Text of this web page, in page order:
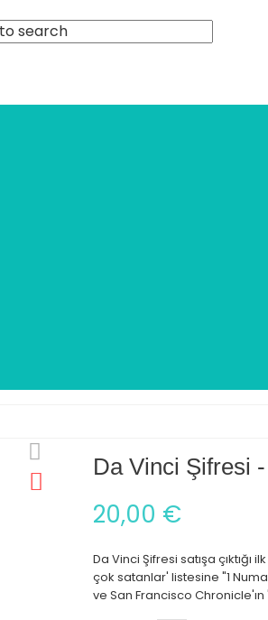
Da Vinci Şifresi
20,00 €
Da Vinci Şifresi satışa çıktığı
çok satanlar' listesine "1
ve San Francisco